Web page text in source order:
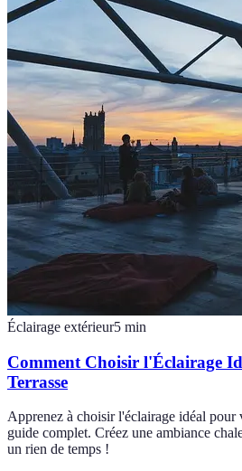
Éclairage extérieur5 min
Comment Choisir l'Éclairage
Terrasse
Apprenez à choisir l'éclairage idéal pour
guide complet. Créez une ambiance
un rien de temps !